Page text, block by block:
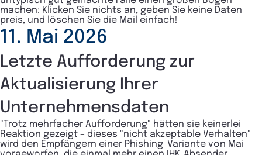
machen: Klicken Sie nichts an, geben Sie keine Daten
preis, und löschen Sie die Mail einfach!
11. Mai 2026
Letzte Aufforderung zur
Aktualisierung Ihrer
Unternehmensdaten
"Trotz mehrfacher Aufforderung" hätten sie keinerlei
Reaktion gezeigt – dieses "nicht akzeptable Verhalten"
wird den Empfängern einer Phishing-Variante von Mai